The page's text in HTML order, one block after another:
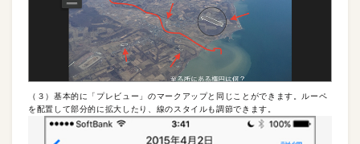
（３）基本的に「プレビュー」のマークアップと同じことができます。ルーペ
を配置して部分的に拡大したり、線のスタイルも調節できます。